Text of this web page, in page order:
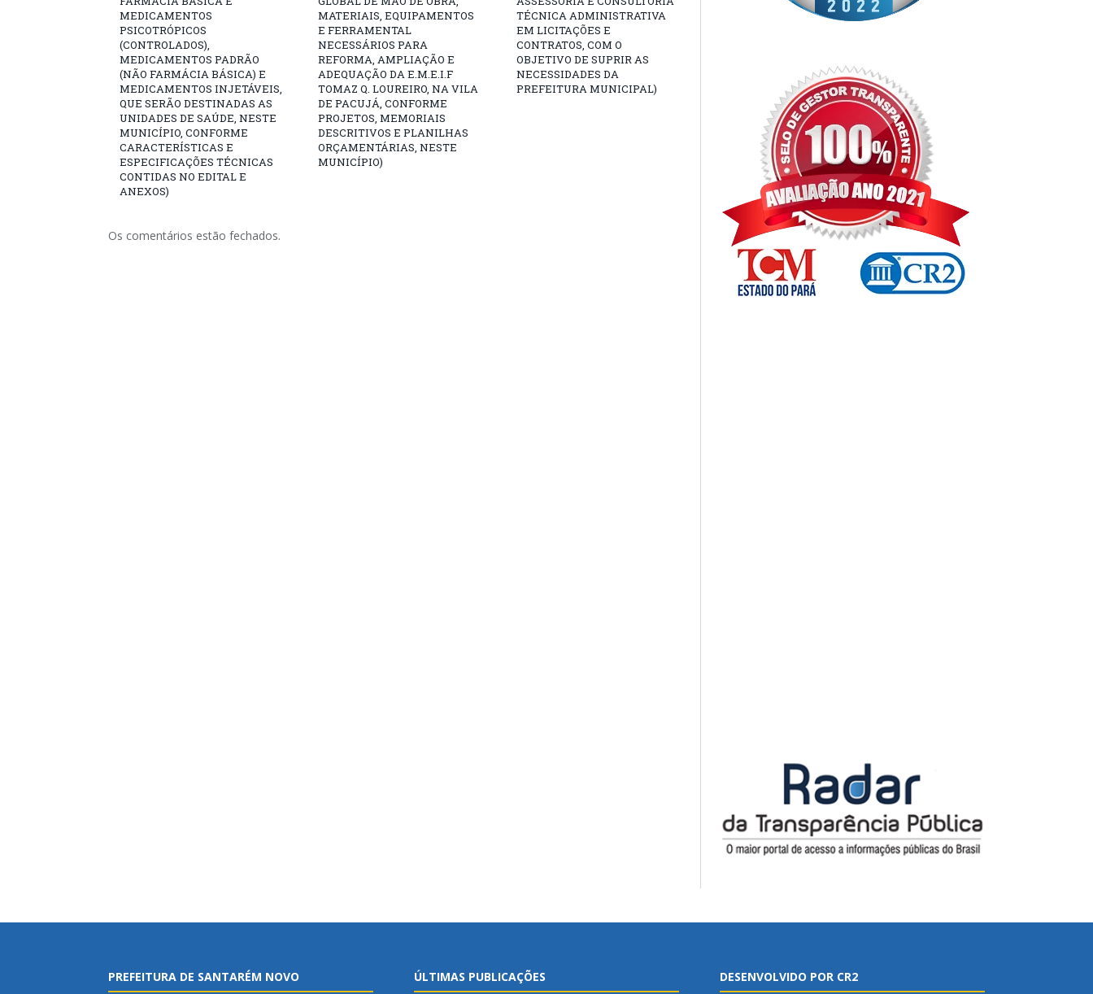
MEDICAMENTOS
PSICOTRÓPICOS
(CONTROLADOS),
MEDICAMENTOS PADRÃO
(NÃO FARMÁCIA BÁSICA) E
MEDICAMENTOS INJETÁVEIS,
QUE SERÃO DESTINADAS AS
UNIDADES DE SAÚDE, NESTE
MUNICÍPIO, CONFORME
CARACTERÍSTICAS E
ESPECIFICAÇÕES TÉCNICAS
CONTIDAS NO EDITAL E
ANEXOS)
MATERIAIS, EQUIPAMENTOS
E FERRAMENTAL
NECESSÁRIOS PARA
REFORMA, AMPLIAÇÃO E
ADEQUAÇÃO DA E.M.E.I.F
TOMAZ Q. LOUREIRO, NA VILA
DE PACUJÁ, CONFORME
PROJETOS, MEMORIAIS
DESCRITIVOS E PLANILHAS
ORÇAMENTÁRIAS, NESTE
MUNICÍPIO)
TÉCNICA ADMINISTRATIVA
EM LICITAÇÕES E
CONTRATOS, COM O
OBJETIVO DE SUPRIR AS
NECESSIDADES DA
PREFEITURA MUNICIPAL)
Os comentários estão fechados.
PREFEITURA DE SANTARÉM NOVO ÚLTIMAS PUBLICAÇÕES DESENVOLVIDO POR CR2